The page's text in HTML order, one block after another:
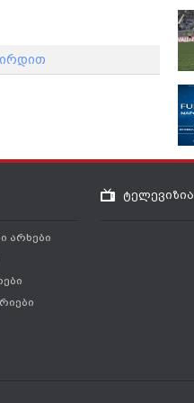
არხები
ტელევიზია